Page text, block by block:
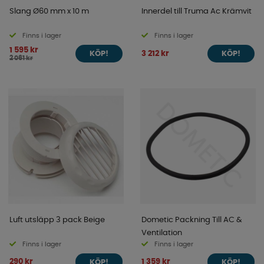
Slang Ø60 mm x 10 m
Finns i lager
1 595 kr
2 061 kr
KÖP!
Innerdel till Truma Ac Krämvit
Finns i lager
3 212 kr KÖP!
Luft utsläpp 3 pack Beige
Finns i lager
290 kr KÖP!
Dometic Packning Till AC &
Ventilation
Finns i lager
1 359 kr KÖP!